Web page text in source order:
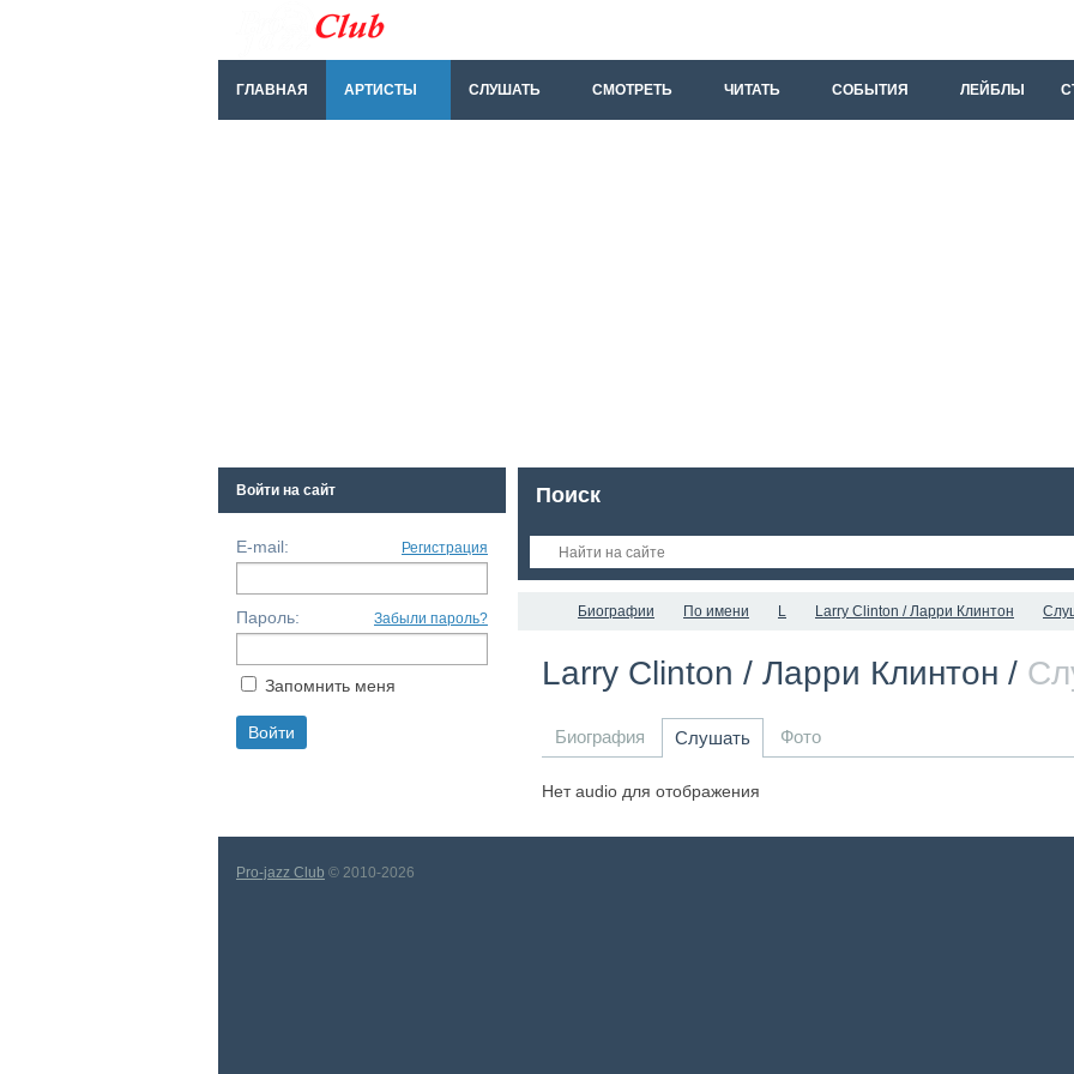
ГЛАВНАЯ АРТИСТЫ СЛУШАТЬ СМОТРЕТЬ ЧИТАТЬ СОБЫТИЯ ЛЕЙБЛЫ
Поиск
Биографии По имени L Larry Clinton / Ларри Клинтон
Larry Clinton / Ларри Клинтон /
Биография Слушать Фото
Нет audio для отображения
Войти на сайт
E-mail: Регистрация
Пароль: Забыли пароль?
Запомнить меня
Pro-jazz Club © 2010-2026